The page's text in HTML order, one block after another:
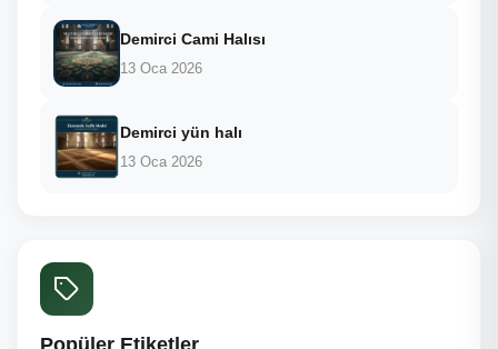
Demirci Cami Halısı
13 Oca 2026
Demirci yün halı
13 Oca 2026
Popüler Etiketler